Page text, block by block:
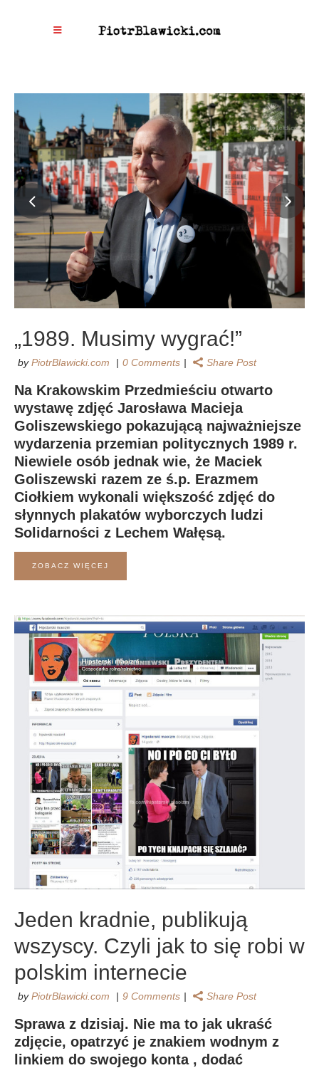
„1989. Musimy wygrać!”
byPiotrBlawicki.com 0 Comments Share Post
Na Krakowskim Przedmieściu otwarto
wystawę zdjęć Jarosława Macieja
Goliszewskiego pokazującą najważniejsze
wydarzenia przemian politycznych 1989 r.
Niewiele osób jednak wie, że Maciek
Goliszewski razem ze ś.p. Erazmem
Ciołkiem wykonali większość zdjęć do
słynnych plakatów wyborczych ludzi
Solidarności z Lechem Wałęsą.
ZOBACZ WIĘCEJ
Jeden kradnie, publikują
wszyscy. Czyli jak to się robi w
polskim internecie
byPiotrBlawicki.com 9 Comments Share Post
Sprawa z dzisiaj. Nie ma to jak ukraść
zdjęcie, opatrzyć je znakiem wodnym z
linkiem do swojego konta , dodać